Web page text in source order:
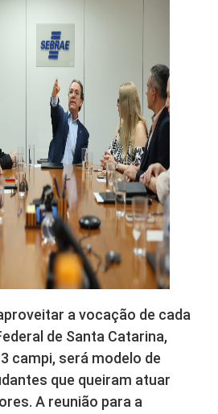
a vocação de cada
de Santa Catarina,
campi, será modelo de
que queiram atuar
A reunião para a